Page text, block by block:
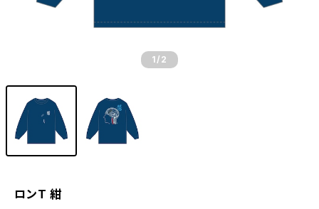
1 /2
ロンT 紺